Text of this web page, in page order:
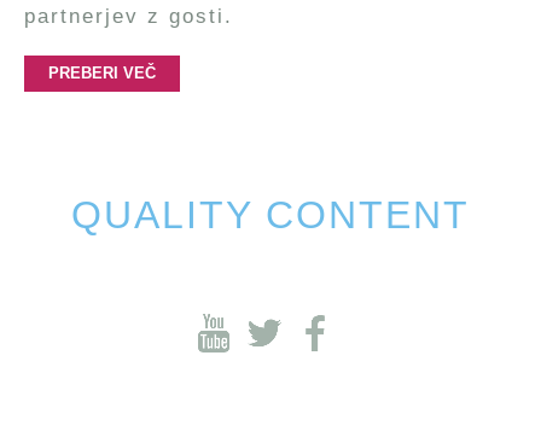
partnerjev z gosti.
PREBERI VEČ
QUALITY CONTENT